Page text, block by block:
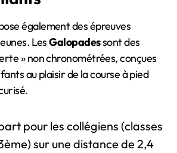
également des épreuves
LesGalopadessont des
» non chronométrées, conçues
au plaisir de la course à pied
pour les collégiens (classes
sur une distance de 2,4